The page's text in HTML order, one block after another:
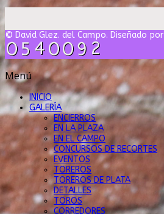
© David Glez. del Campo. Diseñado por
Menú
INICIO
GALERÍA
ENCIERROS
EN LA PLAZA
EN EL CAMPO
CONCURSOS DE RECORTES
EVENTOS
TOREROS
TOREROS DE PLATA
DETALLES
TOROS
CORREDORES